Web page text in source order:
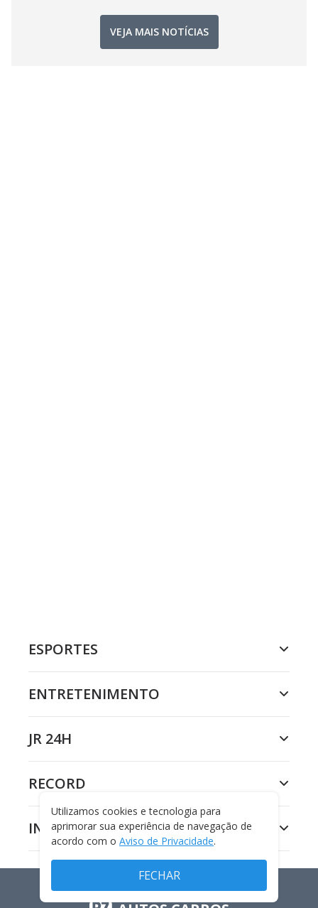
VEJA MAIS NOTÍCIAS
ESPORTES
ENTRETENIMENTO
JR 24H
RECORD
INSTITUCIONAL
Utilizamos cookies e tecnologia para
aprimorar sua experiência de navegação de
acordo com o Aviso de Privacidade.
FECHAR